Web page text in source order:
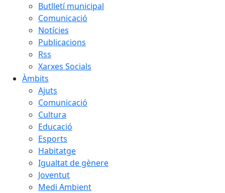
Butlletí municipal
Comunicació
Notícies
Publicacions
Rss
Xarxes Socials
Àmbits
Ajuts
Comunicació
Cultura
Educació
Esports
Habitatge
Igualtat de gènere
Joventut
Medi Ambient